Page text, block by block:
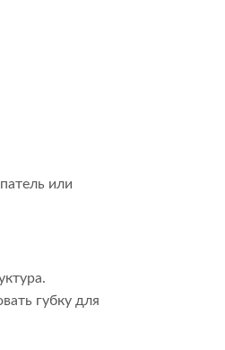
или
губку для